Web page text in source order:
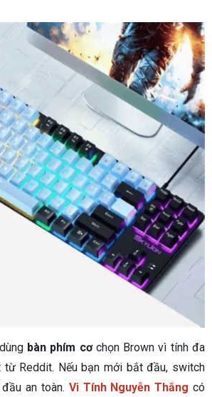
bàn phím cơchọn Brown vì tính đa
từ Reddit. Nếu bạn mới bắt đầu, switch
an toàn. Vi Tính Nguyễn Thắng có